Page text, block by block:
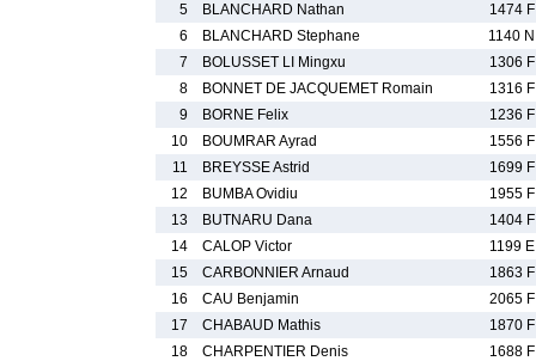
5
BLANCHARD Nathan
1474 F
6
BLANCHARD Stephane
1140 N
7
BOLUSSET LI Mingxu
1306 F
8
BONNET DE JACQUEMET Romain
1316 F
9
BORNE Felix
1236 F
10
BOUMRAR Ayrad
1556 F
11
BREYSSE Astrid
1699 F
12
BUMBA Ovidiu
1955 F
13
BUTNARU Dana
1404 F
14
CALOP Victor
1199 E
15
CARBONNIER Arnaud
1863 F
16
CAU Benjamin
2065 F
17
CHABAUD Mathis
1870 F
18
CHARPENTIER Denis
1688 F